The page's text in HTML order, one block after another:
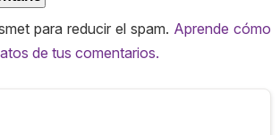
para reducir el spam. Aprende cómo
de tus comentarios.